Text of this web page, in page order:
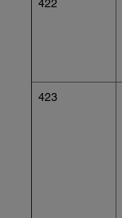
422
423